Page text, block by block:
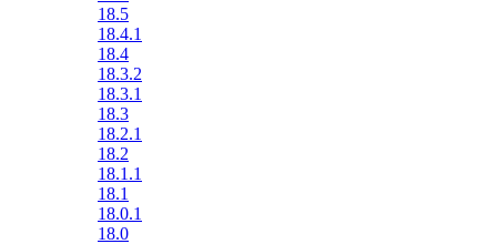
18.5
18.4.1
18.4
18.3.2
18.3.1
18.3
18.2.1
18.2
18.1.1
18.1
18.0.1
18.0